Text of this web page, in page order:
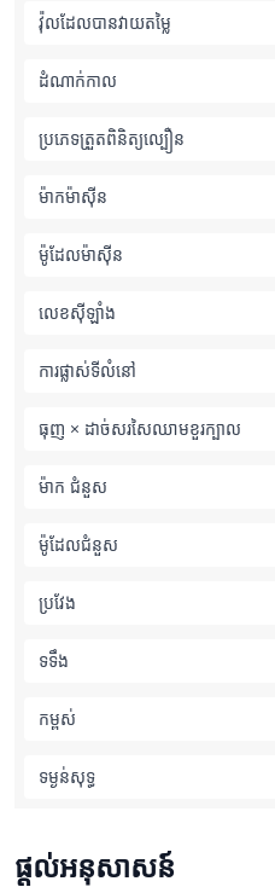
វ៉ុលដែលបានវាយតម្លៃ
ដំណាក់កាល
ប្រភេទត្រួតពិនិត្យល្បឿន
ម៉ាកម៉ាស៊ីន
ម៉ូដែលម៉ាស៊ីន
លេខស៊ីឡាំង
ការផ្លាស់ទីលំនៅ
ធុញ × ដាច់សរសៃឈាមខួរក្បាល
ម៉ាក ជំនួស
ម៉ូដែលជំនួស
ប្រវែង
ទទឹង
កម្ពស់
ទម្ងន់​សុទ្ធ
ផ្តល់អនុសាសន៍